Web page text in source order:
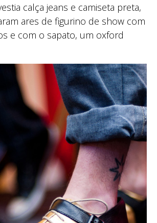
calça jeans e camiseta preta,
ares de figurino de show com
e com o sapato, um oxford